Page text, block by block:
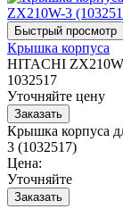
Крышка корпуса
HITACHI
1032517
Уточняйте цену
Крышка корпуса
3 (1032517)
Цена:
Уточняйте